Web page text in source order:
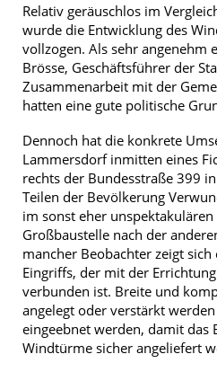
Relativ geräuschlos im
wurde die Entwicklung des
vollzogen. Als sehr angenehm
Brösse, Geschäftsführer der
Zusammenarbeit mit der
hatten eine gute politische
Dennoch hat die konkrete
Lammersdorf inmitten eines
rechts der Bundesstraße 399
Teilen der Bevölkerung
im sonst eher
Großbaustelle nach der
mancher Beobachter zeigt
Eingriffs, der mit der
verbunden ist. Breite und
angelegt oder verstärkt
eingeebnet werden, damit das
Windtürme sicher angeliefert